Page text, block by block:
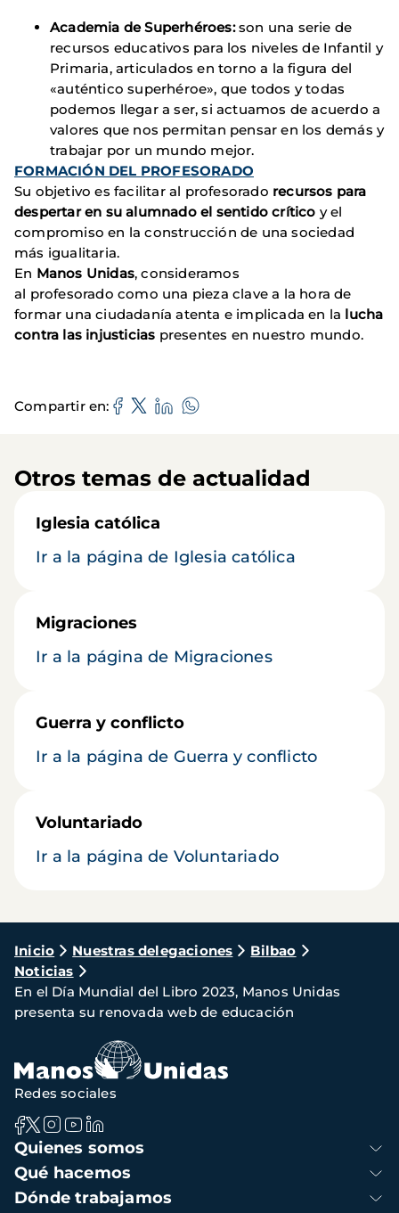
Academia de Superhéroes:son una serie de
recursos educativos para los niveles de Infantil y
Primaria, articulados en torno a la figura del
«auténtico superhéroe», que todos y todas
podemos llegar a ser, si actuamos de acuerdo a
valores que nos permitan pensar en los demás y
trabajar por un mundo mejor.
FORMACIÓN DEL PROFESORADO
Su objetivo es facilitar al profesorado recursos para
despertar en su alumnado el sentido crítico y el
compromiso en la construcción de una sociedad
más igualitaria.
En Manos Unidas, consideramos
al profesorado como una pieza clave a la hora de
formar una ciudadanía atenta e implicada en la lucha
contra las injusticias presentes en nuestro mundo.
Compartir en
Otros temas de actualidad
Iglesia católica
Ir a la página de Iglesia católica
Migraciones
Ir a la página de Migraciones
Guerra y conflicto
Ir a la página de Guerra y conflicto
Voluntariado
Ir a la página de Voluntariado
Ruta
de
navegación
Inicio Nuestras delegaciones
Bilbao
Noticias
En el Día Mundial del Libro 2023, Manos Unidas
presenta su renovada web de educación
Navegación
principal
Quienes somos
Qué hacemos
Dónde trabajamos
Redes sociales